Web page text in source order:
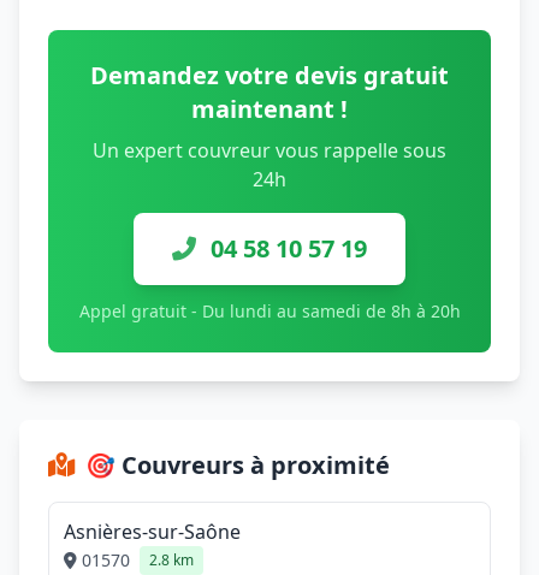
Demandez votre devis gratuit
maintenant !
Un expert couvreur vous rappelle sous
24h
04 58 10 57 19
Appel gratuit - Du lundi au samedi de 8h à 20h
🎯 Couvreurs à proximité
Asnières-sur-Saône
01570 2.8 km